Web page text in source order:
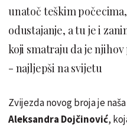
unatoč teškim
odustajanje, a tu je i
koji smatraju da je
- najljepši na svijetu
Zvijezda novog broja je
Aleksandra Dojčinović,